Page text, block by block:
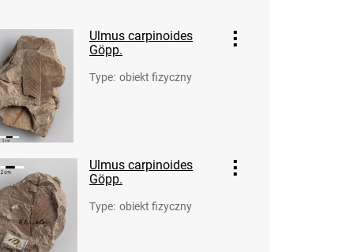
Ulmus carpinoides
Göpp.
Type: obiekt fizyczny
Ulmus carpinoides
Göpp.
Type: obiekt fizyczny